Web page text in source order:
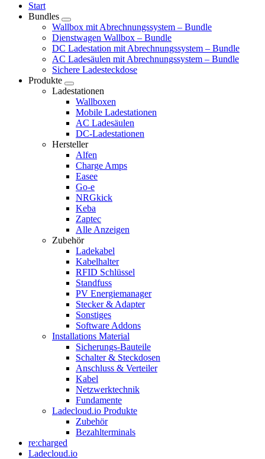
Start
Bundles
Wallbox mit Abrechnungssystem – Bundle
Dienstwagen Wallbox – Bundle
DC Ladestation mit Abrechnungssystem – Bundle
AC Ladesäulen mit Abrechnungssystem – Bundle
Sichere Ladesteckdose
Produkte
Ladestationen
Wallboxen
Mobile Ladestationen
AC Ladesäulen
DC-Ladestationen
Hersteller
Alfen
Charge Amps
Easee
Go-e
NRGkick
Keba
Zaptec
Alle Anzeigen
Zubehör
Ladekabel
Kabelhalter
RFID Schlüssel
Standfuss
PV Energiemanager
Stecker & Adapter
Sonstiges
Software Addons
Installations Material
Sicherungs-Bauteile
Schalter & Steckdosen
Anschluss & Verteiler
Kabel
Netzwerktechnik
Fundamente
Ladecloud.io Produkte
Zubehör
Bezahlterminals
re:charged
Ladecloud.io